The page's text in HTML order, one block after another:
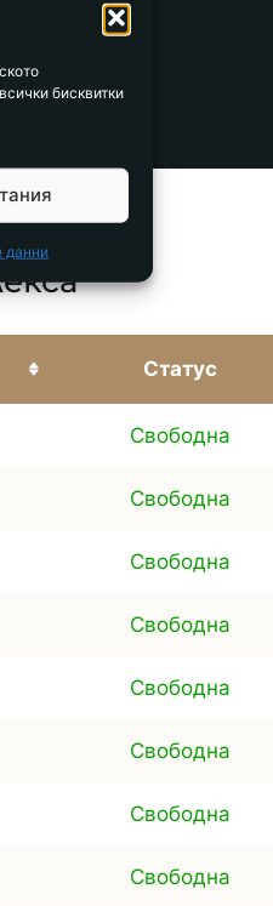
бисквитки
данни
Статус
Свободна
Свободна
Свободна
Свободна
Свободна
Свободна
Свободна
Свободна